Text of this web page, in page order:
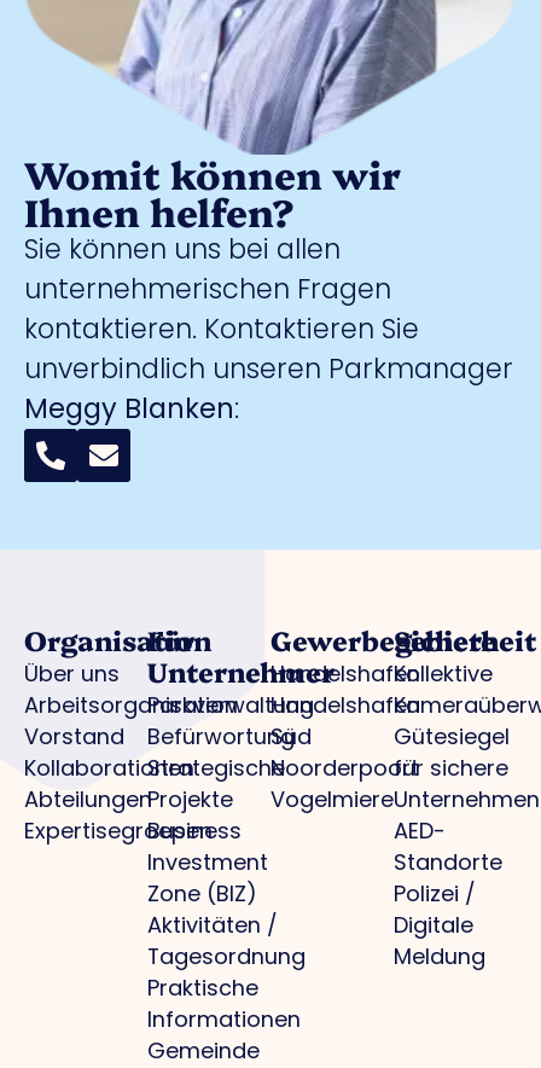
Womit können wir
Ihnen helfen?
Sie können uns bei allen
unternehmerischen Fragen
kontaktieren. Kontaktieren Sie
unverbindlich unseren Parkmanager
Meggy Blanken:
Organisation
Über uns
Arbeitsorganisation
Vorstand
Kollaborationen
Abteilungen
Expertisegroepen
Für
Unternehmer
Parkverwaltung
Befürwortung
Strategische
Projekte
Business
Investment
Zone (BIZ)
Aktivitäten /
Tagesordnung
Praktische
Informationen
Gemeinde
Gewerbegebiete
Handelshafen
Handelshafen
Süd
Noorderpoort
Vogelmiere
Sicherheit
Kollektive
Gütesiegel
für sichere
Unternehmen
AED-
Standorte
Polizei /
Digitale
Meldung